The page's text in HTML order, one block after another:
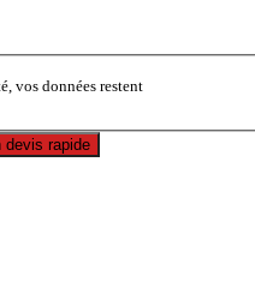
vos données restent